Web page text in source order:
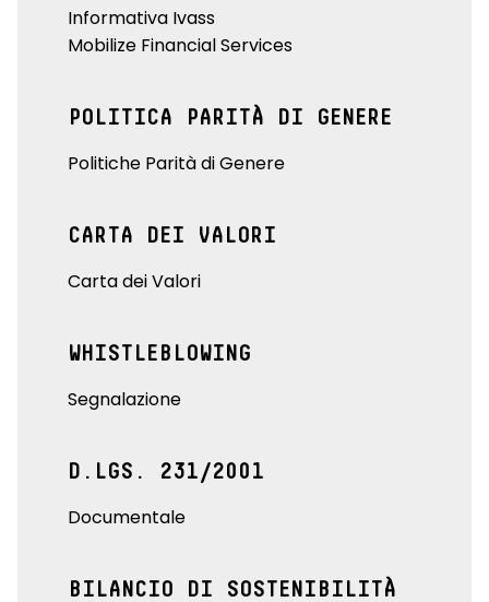
Informativa Ivass
Mobilize Financial Services
POLITICA PARITÀ DI GENERE
Politiche Parità di Genere
CARTA DEI VALORI
Carta dei Valori
WHISTLEBLOWING
Segnalazione
D.LGS. 231/2001
Documentale
BILANCIO DI SOSTENIBILITÀ